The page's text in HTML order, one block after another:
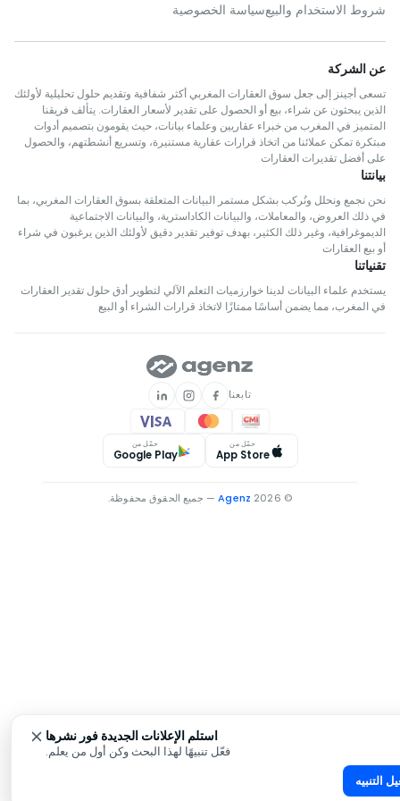
استلم الإعلانات الجديدة فور نشرها
فعّل تنبيهًا لهذا البحث وكن أول من يعلم.
التنبيه
شروط الاستخدام والبيعسياسة الخصوصية
عن الشركة
تسعى أجينز إلى جعل سوق العقارات المغربي أكثر شفافية وتقديم حلول تحليلية لأولئك
الذين يبحثون عن شراء، بيع أو الحصول على تقدير لأسعار العقارات. يتألف فريقنا
المتميز في المغرب من خبراء عقاريين وعلماء بيانات، حيث يقومون بتصميم أدوات
مبتكرة تمكن عملائنا من اتخاذ قرارات عقارية مستنيرة، وتسريع أنشطتهم، والحصول
على أفضل تقديرات العقارات
بيانتنا
نحن نجمع ونحلل ونُركب بشكل مستمر البيانات المتعلقة بسوق العقارات المغربي، بما
في ذلك العروض، والمعاملات، والبيانات الكاداسترية، والبيانات الاجتماعية
الديموغرافية، وغير ذلك الكثير، بهدف توفير تقدير دقيق لأولئك الذين يرغبون في شراء
أو بيع العقارات
تقنياتنا
يستخدم علماء البيانات لدينا خوارزميات التعلم الآلي لتطوير أدق حلول تقدير العقارات
في المغرب، مما يضمن أساسًا ممتازًا لاتخاذ قرارات الشراء أو البيع
تابعنا
حمّل من
App Store
حمّل من
Google Play
© 2026
Agenz— جميع الحقوق محفوظة.